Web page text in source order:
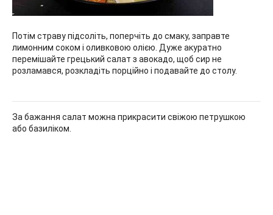
Потім страву підсоліть, поперчіть до смаку, заправте
лимонним соком і оливковою олією. Дуже акуратно
перемішайте грецький салат з авокадо, щоб сир не
розламався, розкладіть порційно і подавайте до столу.
За бажання салат можна прикрасити свіжою петрушкою
або базиліком.